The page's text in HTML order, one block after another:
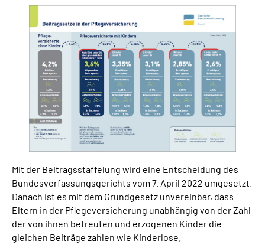
Suche
Mein Kundenportal
Mit der Beitragsstaffelung wird eine Entscheidung des
Bundesverfassungsgerichts vom 7. April 2022 umgesetzt.
Danach ist es mit dem Grundgesetz unvereinbar, dass
Eltern in der Pflegeversicherung unabhängig von der Zahl
der von ihnen betreuten und erzogenen Kinder die
gleichen Beiträge zahlen wie Kinderlose.